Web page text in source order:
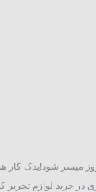
امروز میسر شود!یدک
در خرید لوازم